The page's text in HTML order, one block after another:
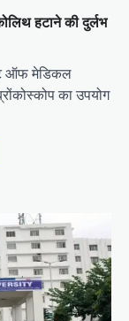
हटाने की दुर्लभ
ऑफ मेडिकल
का उपयोग